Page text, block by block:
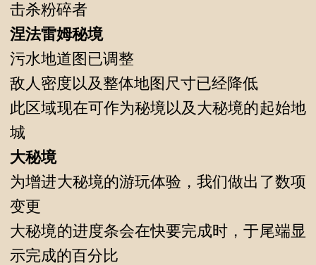
击杀粉碎者
涅法雷姆秘境
污水地道图已调整
敌人密度以及整体地图尺寸已经降低
此区域现在可作为秘境以及大秘境的起始地
城
大秘境
为增进大秘境的游玩体验，我们做出了数项
变更
大秘境的进度条会在快要完成时，于尾端显
示完成的百分比